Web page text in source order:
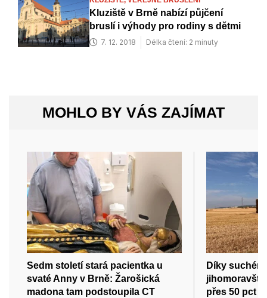
Kluziště v Brně nabízí půjčení
bruslí i výhody pro rodiny s dětmi
7. 12. 2018 Délka čtení: 2 minuty
MOHLO BY VÁS ZAJÍMAT
Sedm století stará pacientka u
svaté Anny v Brně: Žarošická
madona tam podstoupila CT
Díky
jihomoravští
přes 50 pct